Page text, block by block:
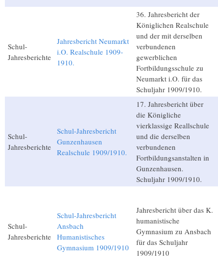
Schul-
Jahresberichte
Jahresbericht Neumarkt
i.O. Realschule 1909-
1910.
36. Jahresbericht der
Königlichen Realschule
und der mit derselben
verbundenen
gewerblichen
Fortbildungsschule zu
Neumarkt i.O. für das
Schuljahr 1909/1910.
Schul-
Jahresberichte
Schul-Jahresbericht
Gunzenhausen
Realschule 1909/1910.
17. Jahresbericht über
die Königliche
vierklassige Reallschule
und die derselben
verbundenen
Fortbildungsanstalten in
Gunzenhausen.
Schuljahr 1909/1910.
Schul-
Jahresberichte
Schul-Jahresbericht
Ansbach
Humanistisches
Gymnasium 1909/1910
Jahresbericht über das K.
humanistische
Gymnasium zu Ansbach
für das Schuljahr
1909/1910